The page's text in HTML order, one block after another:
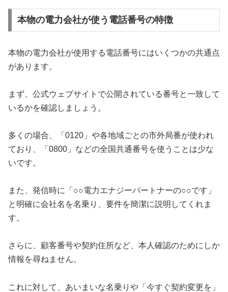
本物の電力会社が使う電話番号の特徴
本物の電力会社が使用する電話番号にはいくつかの共通点
があります。
まず、公式ウェブサイトで公開されている番号と一致して
いるかを確認しましょう。
多くの場合、「0120」や各地域ごとの市外局番が使われ
ており、「0800」などの全国共通番号を使うことは少な
いです。
また、発信時に「○○電力エナジーパートナーの○○です」
と明確に会社名を名乗り、要件を簡潔に説明してくれま
す。
さらに、顧客番号や契約住所など、本人確認のためにしか
情報を尋ねません。
これに対して、あいまいな名乗りや「今すぐ契約変更を」